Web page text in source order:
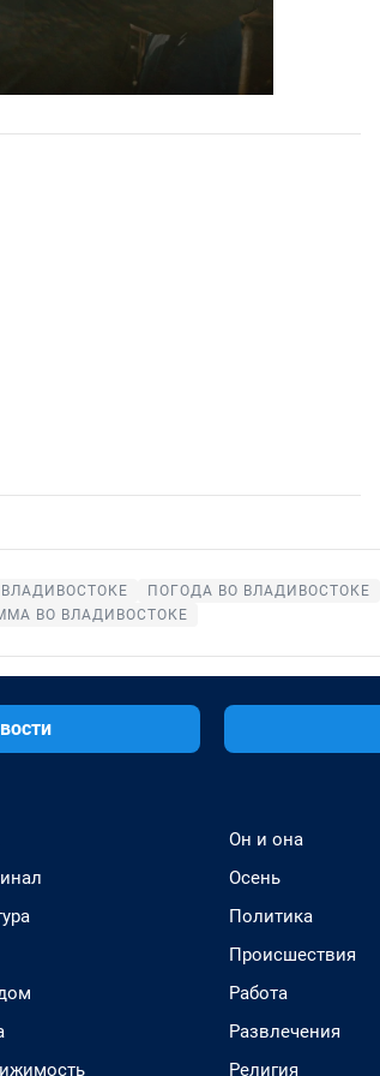
ПОГОДА ВО ВЛАДИВОСТОКЕ
ВО ВЛАДИВОСТОКЕ
Он и она
Осень
Политика
Происшествия
Работа
Развлечения
Религия